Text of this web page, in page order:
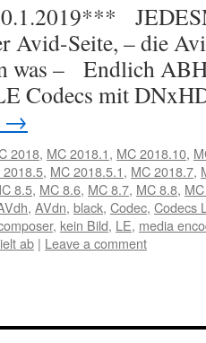
Avid-Seite, – die
was – Endlich
Codecs mit
→
2018, MC 2018.1, MC 2018.10,
2018.5, MC 2018.5.1, MC 2018.7,
8.5, MC 8.6, MC 8.7, MC 8.8,
, AVdn, black, Codec, Codecs
, kein Bild, LE, media
ab | Leave a comment